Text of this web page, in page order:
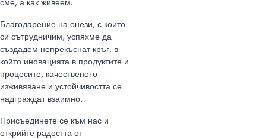
сме, а как живеем.
Благодарение на онези, с които
си сътрудничим, успяхме да
създадем непрекъснат кръг, в
който иновацията в продуктите и
процесите, качественото
изживяване и устойчивостта се
надграждат взаимно.
Присъединете се към нас и
открийте радостта от